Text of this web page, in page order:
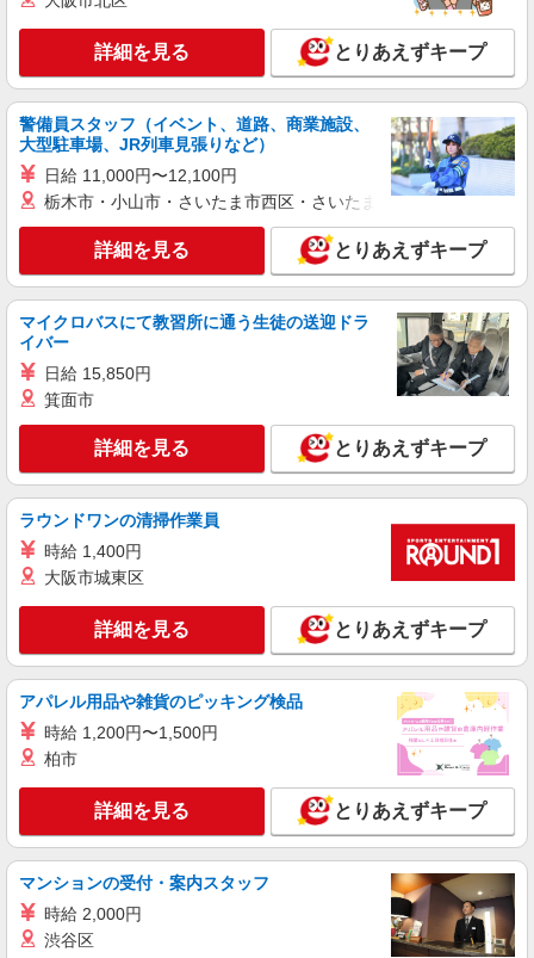
詳細を見る とりあえずキープ
警備員スタッフ（イベント、道路、商業施設、
大型駐車場、JR列車見張りなど）
日給 11,000円〜12,100円
栃木市・小山市・さいたま市西区・さいたま市岩槻区・久喜市・
詳細を見る とりあえずキープ
マイクロバスにて教習所に通う生徒の送迎ドラ
イバー
日給 15,850円
箕面市
詳細を見る とりあえずキープ
ラウンドワンの清掃作業員
時給 1,400円
大阪市城東区
詳細を見る とりあえずキープ
アパレル用品や雑貨のピッキング検品
時給 1,200円〜1,500円
柏市
詳細を見る とりあえずキープ
マンションの受付・案内スタッフ
時給 2,000円
渋谷区